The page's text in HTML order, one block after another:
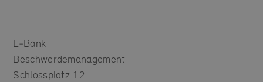
L‑Bank
Beschwerdemanagement
Schlossplatz 12